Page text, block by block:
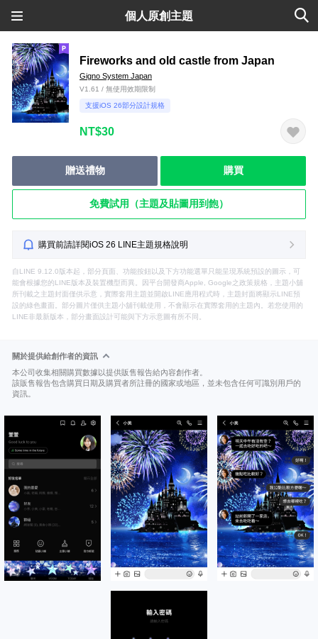
個人原創主題
Fireworks and old castle from Japan
Gigno System Japan
V1.61 / 無使用效期限制
支援iOS 26部分設計規格
NT$30
贈送禮物 購買
免費試用（主題及貼圖用到飽）
購買前請詳閱iOS 26 LINE主題規格說明
自LINE 9.12.0版本起，部分頁面、功能按鈕以及下方功能選單只能呈現系統預設的圖示，可
能會根據您的LINE版本及裝置機型而異。因平台開發商Apple, Google之政策規格，主題小舖
所刊載之主題封面僅供示意，實際套用主題並開啟LINE應用程式時，主題封面將顯示LINE預
設的綠色畫面。部分圖片僅供主題小舖刊載使用，不會顯示在實際套用的主題內。若您使用的
LINE非最新版本，部分畫面設計可能與下方示意圖有所不同。
關於提供給創作者的資訊
本公司收集相關購買數據以提供販售報告給內容創作者。
該販售報告包含購買日期及購買者所註冊的國家或地區，並未包含任何可識別用戶的
資訊。